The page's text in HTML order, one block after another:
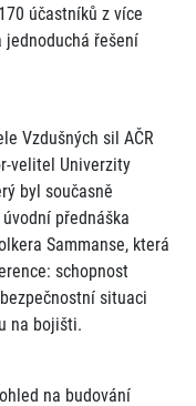
účastníků z více
jednoduchá řešení
Vzdušných sil AČR
velitel Univerzity
byl současně
přednáška
Sammanse, která
schopnost
situaci
na bojišti.
na budování